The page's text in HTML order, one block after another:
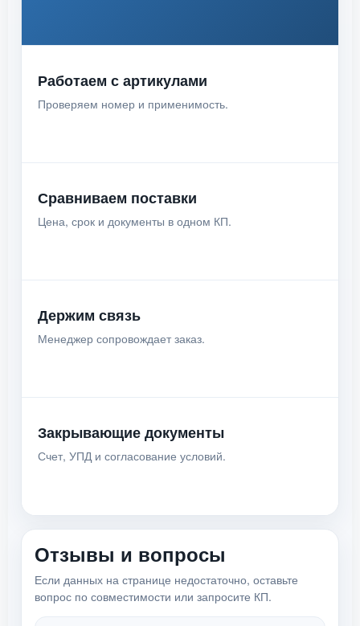
Работаем с артикулами
Проверяем номер и применимость.
Сравниваем поставки
Цена, срок и документы в одном КП.
Держим связь
Менеджер сопровождает заказ.
Закрывающие документы
Счет, УПД и согласование условий.
Отзывы и вопросы
Если данных на странице недостаточно, оставьте
вопрос по совместимости или запросите КП.